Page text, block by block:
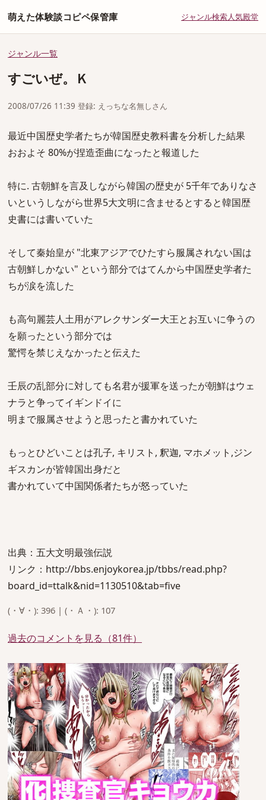
萌えた体験談コピペ保管庫 ジャンル検索人気殿堂
ジャンル一覧
すごいぜ。Ｋ
2008/07/26 11:39 登録: えっちな名無しさん
最近中国歴史学者たちが韓国歴史教科書を分析した結果
おおよそ 80%が捏造歪曲になったと報道した
特に. 古朝鮮を言及しながら韓国の歴史が 5千年でありなさ
いというしながら世界5大文明に含ませるとすると韓国歴
史書には書いていた
そして秦始皇が "北東アジアでひたすら服属されない国は
古朝鮮しかない" という部分ではてんから中国歴史学者た
ちが涙を流した
も高句麗芸人土用がアレクサンダー大王とお互いに争うの
を願ったという部分では
驚愕を禁じえなかったと伝えた
壬辰の乱部分に対しても名君が援軍を送ったが朝鮮はウェ
ナラと争ってイギンドイに
明まで服属させようと思ったと書かれていた
もっとひどいことは孔子, キリスト, 釈迦, マホメット,ジン
ギスカンが皆韓国出身だと
書かれていて中国関係者たちが怒っていた
出典：五大文明最強伝説
リンク：http://bbs.enjoykorea.jp/tbbs/read.php?
board_id=ttalk&nid=1130510&tab=five
(・∀・): 396 | (・Ａ・): 107
過去のコメントを見る（81件）